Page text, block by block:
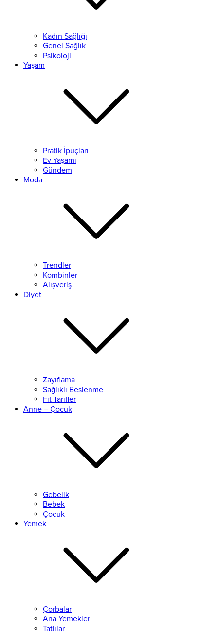
Kadın Sağlığı
Genel Sağlık
Psikoloji
Yaşam
Pratik İpuçları
Ev Yaşamı
Gündem
Moda
Trendler
Kombinler
Alışveriş
Diyet
Zayıflama
Sağlıklı Beslenme
Fit Tarifler
Anne – Çocuk
Gebelik
Bebek
Çocuk
Yemek
Çorbalar
Ana Yemekler
Tatlılar